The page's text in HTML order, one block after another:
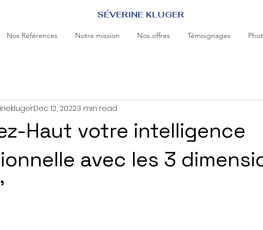
SÉVERINE KLUGER
Nos Références Notre mission Nos offres Témoignages
Haut votre intelligence
avec les 3
Dec 12, 20223 min read